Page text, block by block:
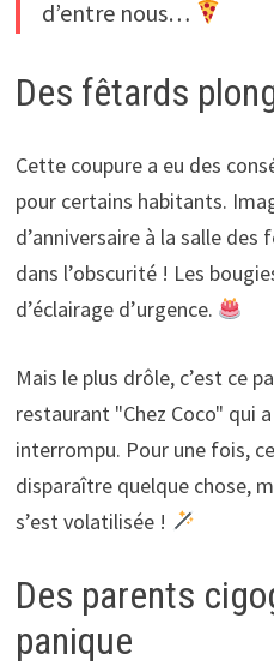
d’entre nous…
Des fêtards
Cette coupure a eu des
pour certains habitants.
d’anniversaire à la salle
dans l’obscurité ! Les
d’éclairage d’urgence.
Mais le plus drôle, c’est ce
restaurant "Chez Coco" qui
interrompu. Pour une fois,
disparaître quelque chose,
s’est volatilisée !
Des parents
panique